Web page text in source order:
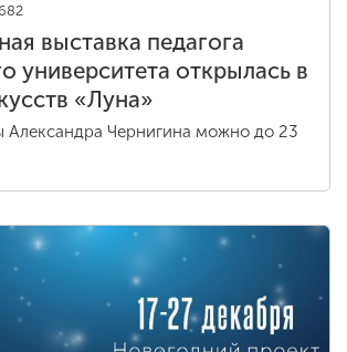
выставка педагога
университета открылась в
«Луна»
Александра Чернигина можно до 23